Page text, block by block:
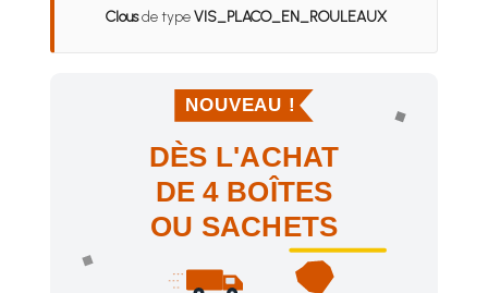
Clousde typeVIS_PLACO_EN_ROULEAUX
NOUVEAU !
DÈS L'ACHAT
DE 4 BOÎTES
OU SACHETS